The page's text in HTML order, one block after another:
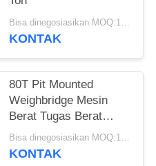
Bisa dinegosiasikan MOQ:1 Set
KONTAK
80T Pit Mounted
Weighbridge Mesin
Berat Tugas Berat
Yayasan Dangkal
Bisa dinegosiasikan MOQ:1 Set
KONTAK